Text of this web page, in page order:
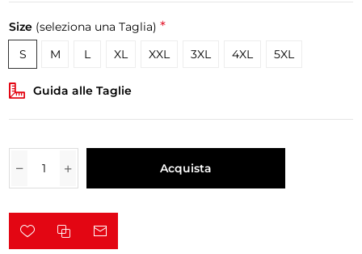
Size (seleziona una Taglia) *
S M L XL XXL 3XL 4XL 5XL
Guida alle Taglie
Acquista